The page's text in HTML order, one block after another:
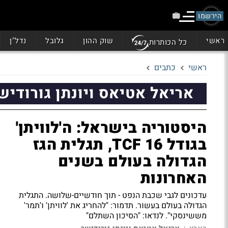
הירשמו
ראשי כל הכותרות שוק ההון גלובל נדל"ן
ראשי כתבים
אריאל אטיאס ויונתן
היסטוריה בישראל: ה'לוויתן'
בגודל 16 TCF, תגלית הגז
הגדולה בעולם בשנים
האחרונות
עדכונים לגבי שכבת הנפט - תוך חודשיים-שלושה. התגלית
הגדולה בעולם בעשור. תדמור: "להחריג את 'לוויתן' ו'תמר'
מששינסקי". לנדאו: "הסיכון השתלם"